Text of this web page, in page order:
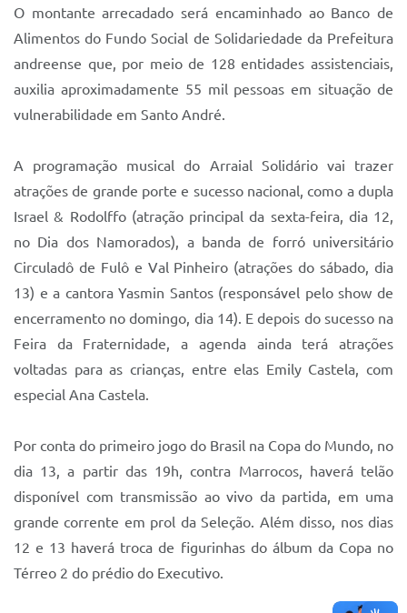
O montante arrecadado será encaminhado ao Banco de
Alimentos do Fundo Social de Solidariedade da Prefeitura
andreense que, por meio de 128 entidades assistenciais,
auxilia aproximadamente 55 mil pessoas em situação de
vulnerabilidade em Santo André.
A programação musical do Arraial Solidário vai trazer
atrações de grande porte e sucesso nacional, como a dupla
Israel & Rodolffo (atração principal da sexta-feira, dia 12,
no Dia dos Namorados), a banda de forró universitário
Circuladô de Fulô e Val Pinheiro (atrações do sábado, dia
13) e a cantora Yasmin Santos (responsável pelo show de
encerramento no domingo, dia 14). E depois do sucesso na
Feira da Fraternidade, a agenda ainda terá atrações
voltadas para as crianças, entre elas Emily Castela, com
especial Ana Castela.
Por conta do primeiro jogo do Brasil na Copa do Mundo, no
dia 13, a partir das 19h, contra Marrocos, haverá telão
disponível com transmissão ao vivo da partida, em uma
grande corrente em prol da Seleção. Além disso, nos dias
12 e 13 haverá troca de figurinhas do álbum da Copa no
Térreo 2 do prédio do Executivo.